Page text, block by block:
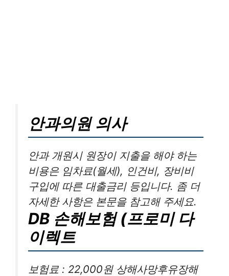
안과의원 의사
안과 개원시 원장이 지출을 해야 하는
비용은 임차료(월세), 인건비, 장비비
구입에 따른 대출금리 등입니다. 좀 더
자세한 사항은 본문을 참고해 주세요.
DB 손해보험 (프로미 다
이렉트
보험료 : 22,000원 상해사망후유장해